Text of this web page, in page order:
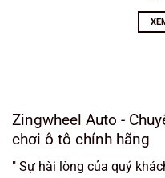
Zingwheel Auto -
chơi ô tô chính hãng
" Sự hài lòng của quý